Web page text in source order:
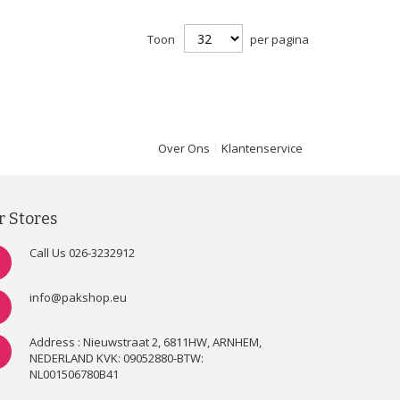
Toon per pagina
Over Ons Klantenservice
Stores
Call Us 026-3232912
info@pakshop.eu
Address : Nieuwstraat 2, 6811HW, ARNHEM,
NEDERLAND KVK: 09052880-BTW:
NL001506780B41